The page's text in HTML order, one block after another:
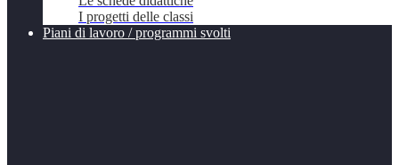
I progetti delle classi
Piani di lavoro / programmi svolti